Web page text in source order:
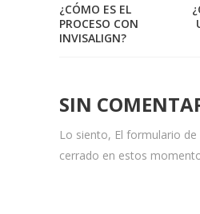
¿CÓMO ES EL
PROCESO CON
INVISALIGN?
SIN
Lo siento, El formulario
cerrado en estos